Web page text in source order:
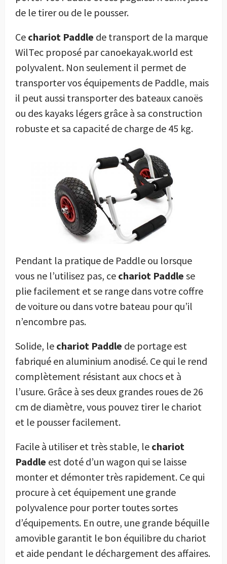
de le tirer ou de le pousser.
Ce chariot Paddle de transport de la marque
WilTec proposé par canoekayak.world est
polyvalent. Non seulement il permet de
transporter vos équipements de Paddle, mais
il peut aussi transporter des bateaux canoës
ou des kayaks légers grâce à sa construction
robuste et sa capacité de charge de 45 kg.
Pendant la pratique de Paddle ou lorsque
vous ne l’utilisez pas, ce chariot Paddle se
plie facilement et se range dans votre coffre
de voiture ou dans votre bateau pour qu’il
n’encombre pas.
Solide, le chariot Paddle de portage est
fabriqué en aluminium anodisé. Ce qui le rend
complètement résistant aux chocs et à
l’usure. Grâce à ses deux grandes roues de 26
cm de diamètre, vous pouvez tirer le chariot
et le pousser facilement.
Facile à utiliser et très stable, le chariot
Paddle est doté d’un wagon qui se laisse
monter et démonter très rapidement. Ce qui
procure à cet équipement une grande
polyvalence pour porter toutes sortes
d’équipements. En outre, une grande béquille
amovible garantit le bon équilibre du chariot
et aide pendant le déchargement des affaires.